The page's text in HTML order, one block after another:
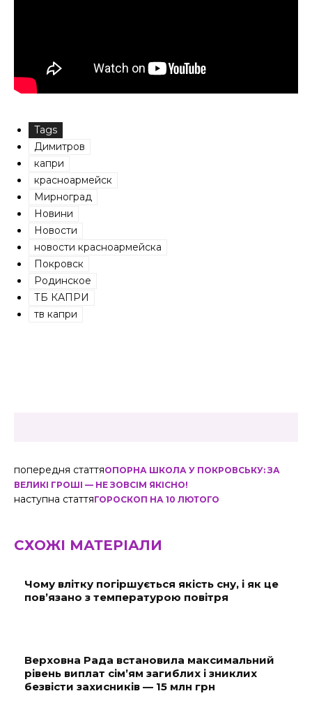
Tags
Димитров
капри
красноармейск
Мирноград
Новини
Новости
новости красноармейска
Покровск
Родинское
ТБ КАПРИ
тв капри
попередня статтяОПОРНА ШКОЛА У ПОКРОВСЬКУ: ЗА
ВЕЛИКІ ГРОШІ — НЕ ЗОВСІМ ЯКІСНО!
наступна статтяГОРОСКОП НА 10 ЛЮТОГО
СХОЖІ МАТЕРІАЛИ
Чому влітку погіршується якість сну, і як це
пов’язано з температурою повітря
Верховна Рада встановила максимальний
рівень виплат сім’ям загиблих і зниклих
безвісти захисників — 15 млн грн